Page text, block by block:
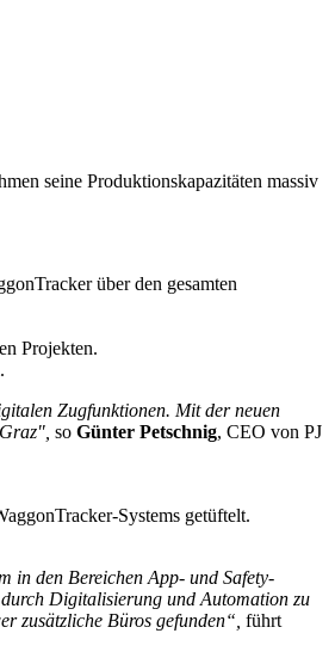
seine Produktionskapazitäten massiv
über den gesamten
Projekten.
Zugfunktionen. Mit der neuen
so Günter Petschnig, CEO von PJ
Systems getüftelt.
in den Bereichen App- und Safety-
Digitalisierung und Automation zu
zusätzliche Büros gefunden“, führt